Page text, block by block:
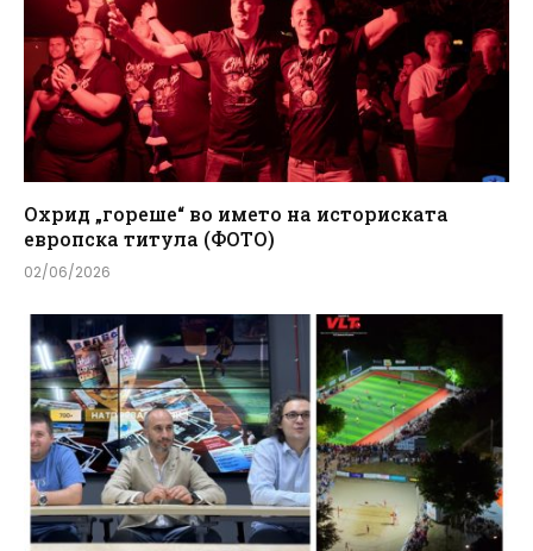
Охрид „гореше“ во името на историската
европска титула (ФОТО)
02/06/2026